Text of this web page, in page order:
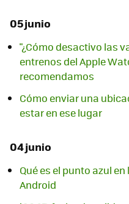
05 junio
"¿Cómo desactivo las
entrenos del Apple
recomendamos
Cómo enviar una
estar en ese lugar
04 junio
Qué es el punto azul
Android